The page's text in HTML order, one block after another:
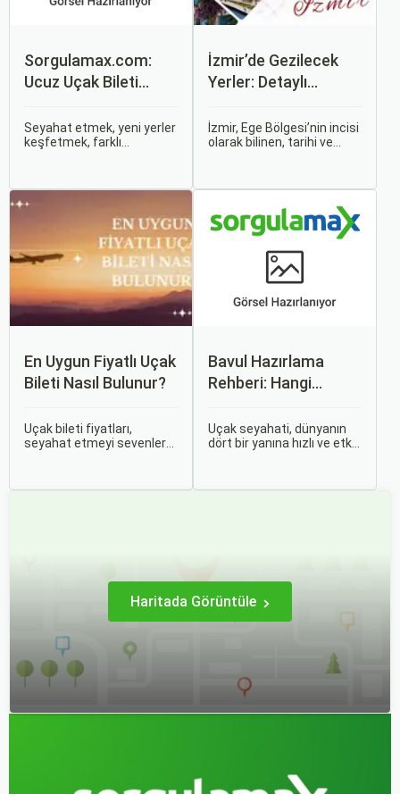
Sorgulamax.com:
Ucuz Uçak Bileti
Seyahat etmek, yeni yerler
keşfetmek, farklı
bir yoldur. Bu yolculukların
uçak bileti satın almaktır.
İzmir’de Gezilecek
Yerler: Detaylı
İzmir, Ege Bölgesi’nin incisi
olarak bilinen, tarihi ve
büyük üçüncü şehri olan
İzmir, farklı dönemlere ait
tarihi eserleri, eşsiz plajları
ve renkli gece hayatı ile
ziyaretçilerine unutulmaz
deneyimler sunmaktadır.
En Uygun Fiyatlı Uçak
Bileti Nasıl Bulunur?
Uçak bileti fiyatları,
seyahat etmeyi sevenler
Bavul Hazırlama
Rehberi: Hangi
Alınmalı?
Uçak seyahati, dünyanın
dört bir yanına hızlı ve etkili
Haritada Görüntüle